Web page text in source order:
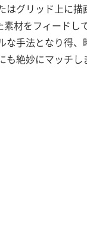
はグリッド上に描
材をフィードし
な手法となり得、
絶妙にマッチし